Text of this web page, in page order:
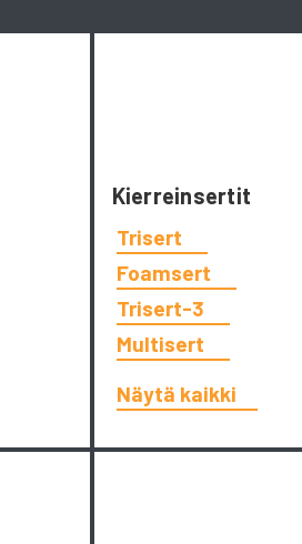
Kierreinsertit
Trisert
Foamsert
Trisert-3
Multisert
Näytä kaikki